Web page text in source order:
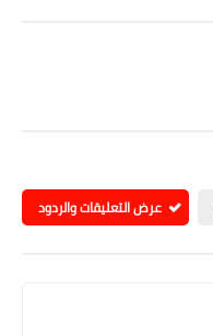
عرض التعليقات والردود